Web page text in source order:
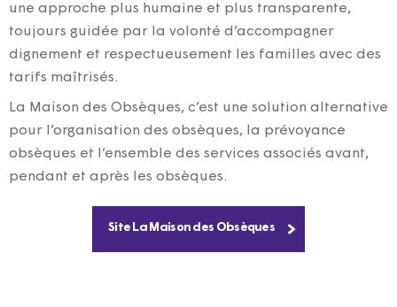
une approche plus humaine et plus transparente,
toujours guidée par la volonté d’accompagner
dignement et respectueusement les familles avec des
tarifs maîtrisés.
La Maison des Obsèques, c’est une solution alternative
pour l’organisation des obsèques, la prévoyance
obsèques et l’ensemble des services associés avant,
pendant et après les obsèques.
Site La Maison des Obsèques